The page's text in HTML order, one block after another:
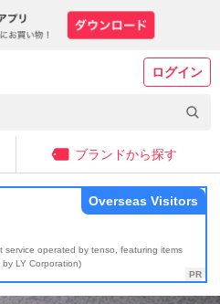
ログイン
ブランドから探す
service operated by tenso, featuring items
LY Corporation)
Overseas Visitors